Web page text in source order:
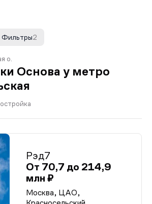
2
Фильтры
о.
Основа у метро
Рэд7
От 70,7 до 214,9
млн ₽
Москва, ЦАО,